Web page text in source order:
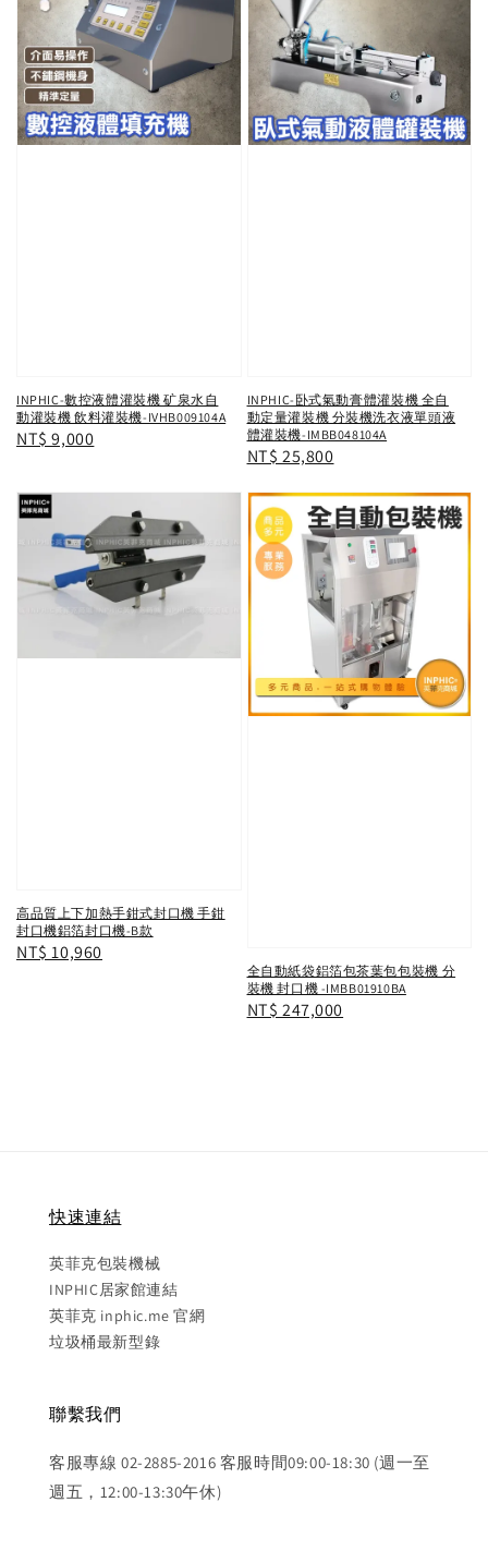
INPHIC-數控液體灌裝機 矿泉水自
動灌裝機 飲料灌裝機-IVHB009104A
Regular
NT$ 9,000
INPHIC-卧式氣動膏體灌裝機 全自
動定量灌裝機 分裝機洗衣液單頭液
體灌裝機-IMBB048104A
Regular
NT$ 25,800
高品質上下加熱手鉗式封口機 手鉗
封口機鋁箔封口機-B款
Regular
NT$ 10,960
全自動紙袋鋁箔包茶葉包包裝機 分
裝機 封口機 -IMBB01910BA
Regular
NT$ 247,000
快速連結
英菲克包裝機械
INPHIC居家館連結
英菲克 inphic.me 官網
垃圾桶最新型錄
聯繫我們
客服專線 02-2885-2016 客服時間09:00-18:30 (週一至
週五，12:00-13:30午休)